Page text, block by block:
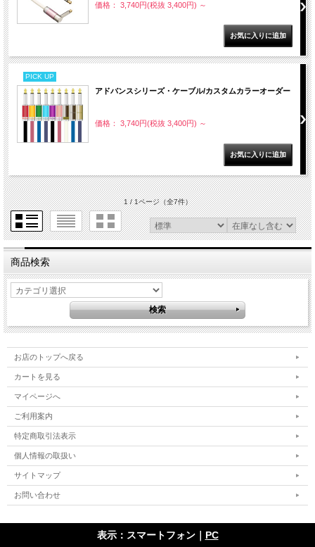
価格： 3,740円(税抜 3,400円) ～
PICK UP
アドバンスシリーズ・ケーブル/カスタムカラーオーダー
価格： 3,740円(税抜 3,400円) ～
1 / 1ページ（全7件）
商品検索
お店のトップへ戻る
カートを見る
マイページへ
ご利用案内
特定商取引法表示
個人情報の取扱い
サイトマップ
お問い合わせ
表示：スマートフォン｜ PC